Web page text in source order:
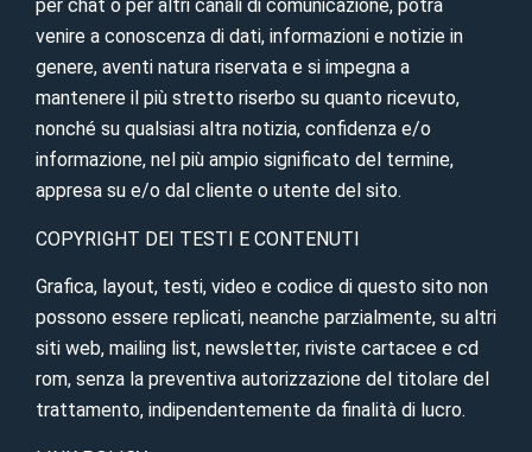
per chat o per altri canali di comunicazione, potrà
venire a conoscenza di dati, informazioni e notizie in
genere, aventi natura riservata e si impegna a
mantenere il più stretto riserbo su quanto ricevuto,
nonché su qualsiasi altra notizia, confidenza e/o
informazione, nel più ampio significato del termine,
appresa su e/o dal cliente o utente del sito.
COPYRIGHT DEI TESTI E CONTENUTI
Grafica, layout, testi, video e codice di questo sito non
possono essere replicati, neanche parzialmente, su altri
siti web, mailing list, newsletter, riviste cartacee e cd
rom, senza la preventiva autorizzazione del titolare del
trattamento, indipendentemente da finalità di lucro.